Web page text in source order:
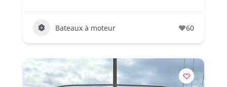
Bateaux à moteur 60